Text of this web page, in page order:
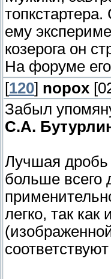
ему
козерога он
На форуме
[120] nopox
Забыл
С.А.
Лучшая дробь
больше всего
легко, так